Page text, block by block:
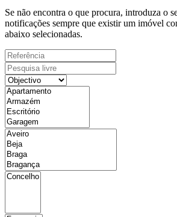
Se não encontra o que procura, introduza o
notificações sempre que existir um imóvel
abaixo selecionadas.